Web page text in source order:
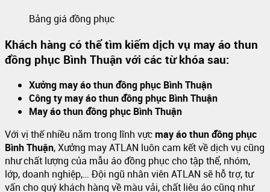
Bảng giá đồng phục
Khách hàng có thể tìm kiếm dịch vụ may áo thun
đồng phục Bình Thuận với các từ khóa sau:
Xưởng may áo thun đồng phục Bình Thuận
Công ty may áo thun đồng phục Bình Thuận
May áo thun đồng phục Bình Thuận
Với vị thế nhiều năm trong lĩnh vựcmay áo thun đồng phục
Bình Thuận, Xưởng may ATLAN luôn cam kết về dịch vụ cũng
như chất lượng của mẫu áo đồng phục cho tập thể, nhóm,
lớp, doanh nghiệp,… Đội ngũ nhân viên ATLAN sẽ hỗ trợ, tư
vấn cho quý khách hàng về màu vải, chất liệu áo cũng như